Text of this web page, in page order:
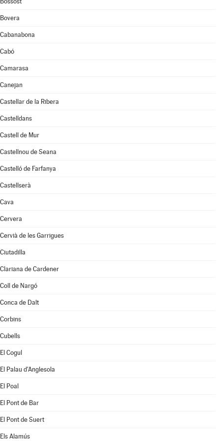
Bovera
Cabanabona
Cabó
Camarasa
Canejan
Castellar de la Ribera
Castelldans
Castell de Mur
Castellnou de Seana
Castelló de Farfanya
Castellserà
Cava
Cervera
Cervià de les Garrigues
Ciutadilla
Clariana de Cardener
Coll de Nargó
Conca de Dalt
Corbins
Cubells
El Cogul
El Palau d'Anglesola
El Poal
El Pont de Bar
El Pont de Suert
Els Alamús